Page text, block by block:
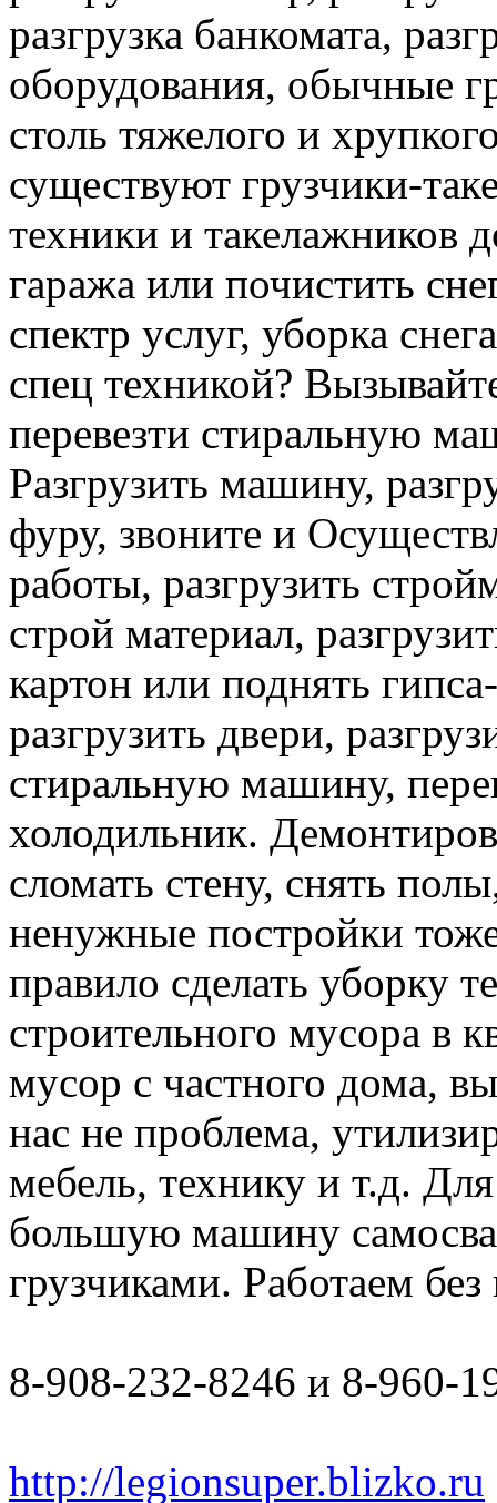
разгрузка банкомата,
оборудования, обычные
столь тяжелого и
существуют грузчики-
техники и такелажников
гаража или почистить
спектр услуг, уборка
спец техникой?
перевезти стиральную
Разгрузить машину,
фуру, звоните и
работы, разгрузить
строй материал,
картон или поднять
разгрузить двери,
стиральную машину,
холодильник.
сломать стену, снять
ненужные постройки
правило сделать уборку
строительного мусора в
мусор с частного дома,
нас не проблема,
мебель, технику и т.д.
большую машину
грузчиками. Работаем
8-908-232-8246 и 8-960-
http://legionsuper.blizko.ru